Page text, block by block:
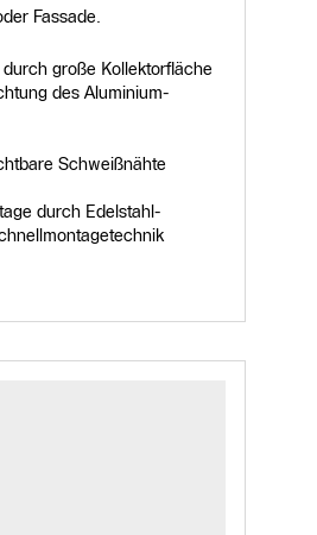
Fassade.
große Kollektorfläche
des Aluminium-
Schweißnähte
durch Edelstahl-